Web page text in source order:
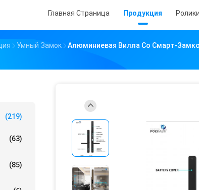
Главная Страница Продукция Ролики
Умный Замок
Алюминиевая Вилла Со Смарт-
(219)
(63)
(85)